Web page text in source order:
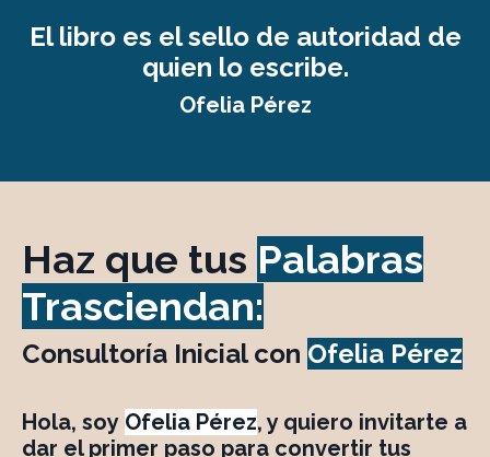
El libro es el sello de autoridad de
quien lo escribe.
Ofelia Pérez
Haz que tus Palabras
Trasciendan:
Consultoría Inicial con Ofelia Pérez
Hola, soy Ofelia Pérez, y quiero invitarte a
dar el primer paso para convertir tus